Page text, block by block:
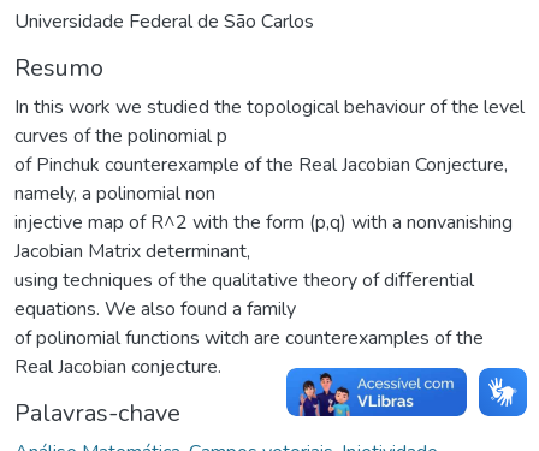
Universidade Federal de São Carlos
Resumo
In this work we studied the topological behaviour of the level
curves of the polinomial p
of Pinchuk counterexample of the Real Jacobian Conjecture,
namely, a polinomial non
injective map of R^2 with the form (p,q) with a nonvanishing
Jacobian Matrix determinant,
using techniques of the qualitative theory of diﬀerential
equations. We also found a family
of polinomial functions witch are counterexamples of the
Real Jacobian conjecture.
Palavras-chave